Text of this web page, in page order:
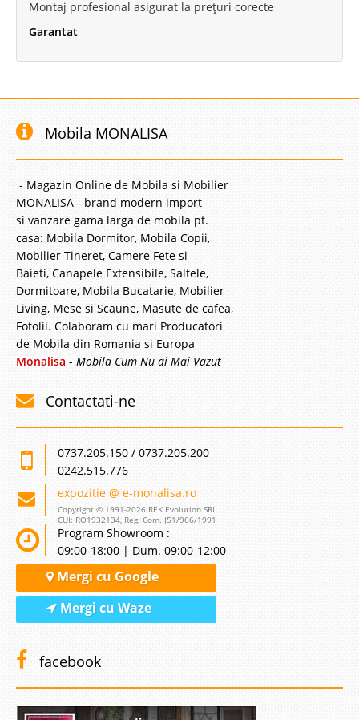
Montaj profesional asigurat la prețuri corecte
Garantat
Mobila MONALISA
- Magazin Online de Mobila si Mobilier
MONALISA - brand modern import
si vanzare gama larga de mobila pt.
casa: Mobila Dormitor, Mobila Copii,
Mobilier Tineret, Camere Fete si
Baieti, Canapele Extensibile, Saltele,
Dormitoare, Mobila Bucatarie, Mobilier
Living, Mese si Scaune, Masute de cafea,
Fotolii. Colaboram cu mari Producatori
de Mobila din Romania si Europa
Monalisa - Mobila Cum Nu ai Mai Vazut
Contactati-ne
0737.205.150 / 0737.205.200
0242.515.776
expozitie @ e-monalisa.ro
Copyright © 1991-2026 REK Evolution SRL
CUI: RO1932134, Reg. Com. J51/966/1991
Program Showroom :
09:00-18:00 | Dum. 09:00-12:00
Mergi cu Google
Mergi cu Waze
facebook